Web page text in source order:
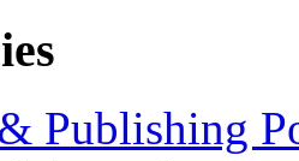
Publishing